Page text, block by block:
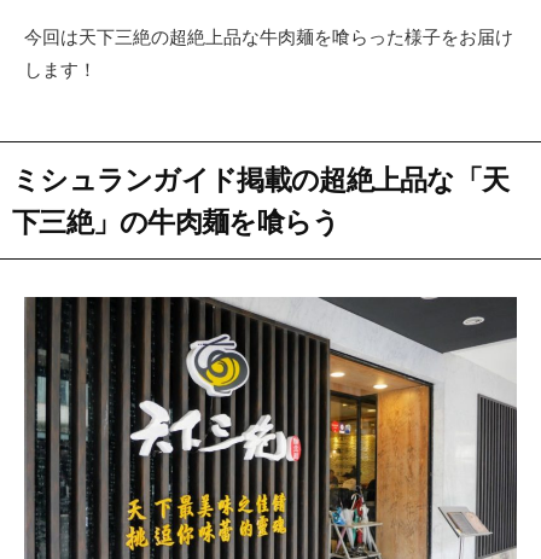
今回は天下三絶の超絶上品な牛肉麺を喰らった様子をお届け
します！
ミシュランガイド掲載の超絶上品な「天
下三絶」の牛肉麺を喰らう